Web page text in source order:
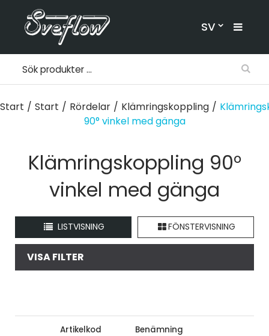
SV
Start / Start / Rördelar / Klämringskoppling /
90° vinkel med gänga
Klämringskoppling 90°
vinkel med gänga
LISTVISNING FÖNSTERVISNING
VISA FILTER
Artikelkod Benämning